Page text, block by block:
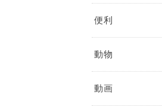
便利
動物
動画